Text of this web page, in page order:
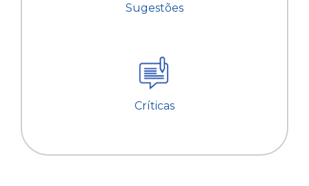
Sugestões
Críticas